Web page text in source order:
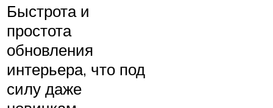
Быстрота и
простота
обновления
интерьера, что под
силу даже